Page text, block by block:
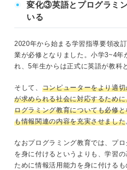
変化③英語とプログラミ
いる
2020年から始まる学習指導要領改
業が必修となりました。小学3~4年
れ、5年生からは正式に英語が教科
そして、 コンピューターをより適
が求められる社会に対応するため
ログラミング教育についても必修
も情報関連の内容を充実させました
なおプログラミング教育では、プ
を身に付けるというよりも、学習
ために情報活用能力を身に付ける